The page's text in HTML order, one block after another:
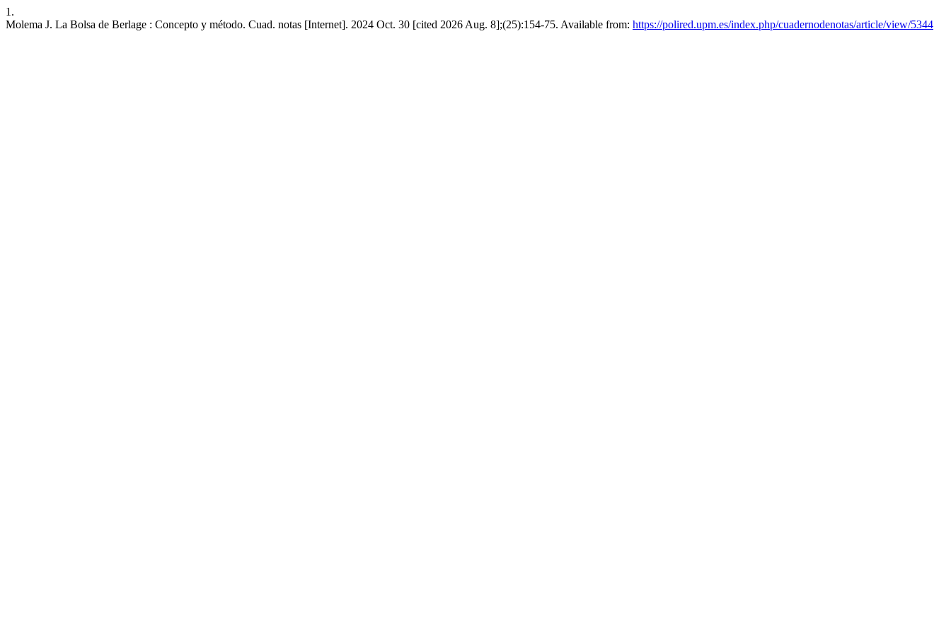
1.
Molema J. La Bolsa de Berlage : Concepto y método. Cuad. notas [Internet]. 2024 Oct. 30 [cited 2026 Aug. 8];(25):154-75. Available from: https://polired.upm.es/index.php/cuadernodenotas/article/view/5344